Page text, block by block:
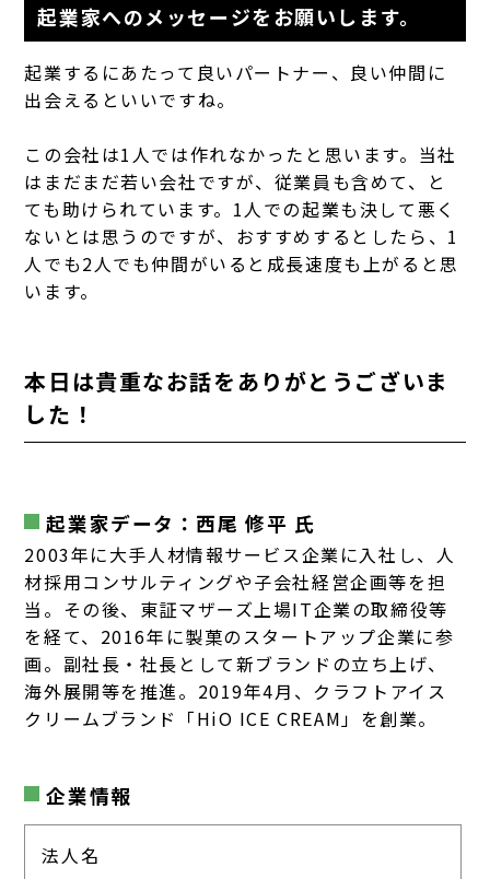
起業家へのメッセージをお願いします。
起業するにあたって良いパートナー、良い仲間に
出会えるといいですね。
この会社は1人では作れなかったと思います。当社
はまだまだ若い会社ですが、従業員も含めて、と
ても助けられています。 1人での起業も決して悪く
ないとは思うのですが、おすすめするとしたら、1
人でも2人でも仲間がいると成長速度も上がると思
います。
本日は貴重なお話をありがとうございま
した！
起業家データ：西尾 修平 氏
2003年に大手人材情報サービス企業に入社し、人
材採用コンサルティングや子会社経営企画等を担
当。その後、東証マザーズ上場IT企業の取締役等
を経て、2016年に製菓のスタートアップ企業に参
画。副社長・社長として新ブランドの立ち上げ、
海外展開等を推進。2019年4月、クラフトアイス
クリームブランド「HiO ICE CREAM」を創業。
企業情報
法人名